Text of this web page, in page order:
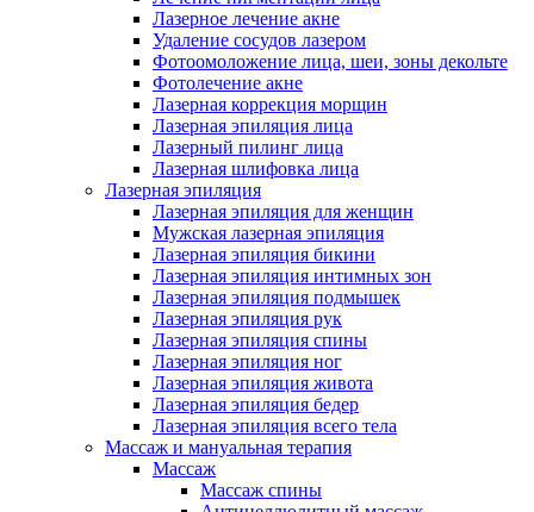
Лазерное лечение акне
Удаление сосудов лазером
Фотоомоложение лица, шеи, зоны декольте
Фотолечение акне
Лазерная коррекция морщин
Лазерная эпиляция лица
Лазерный пилинг лица
Лазерная шлифовка лица
Лазерная эпиляция
Лазерная эпиляция для женщин
Мужская лазерная эпиляция
Лазерная эпиляция бикини
Лазерная эпиляция интимных зон
Лазерная эпиляция подмышек
Лазерная эпиляция рук
Лазерная эпиляция спины
Лазерная эпиляция ног
Лазерная эпиляция живота
Лазерная эпиляция бедер
Лазерная эпиляция всего тела
Массаж и мануальная терапия
Массаж
Массаж спины